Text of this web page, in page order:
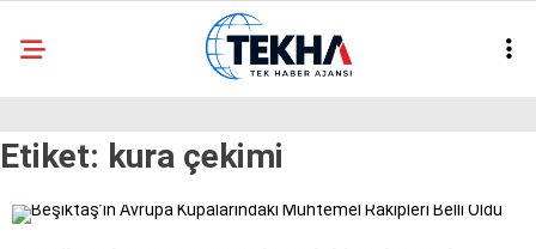
24
GALERİ
GÜNDEM
Etiket: kura çekimi